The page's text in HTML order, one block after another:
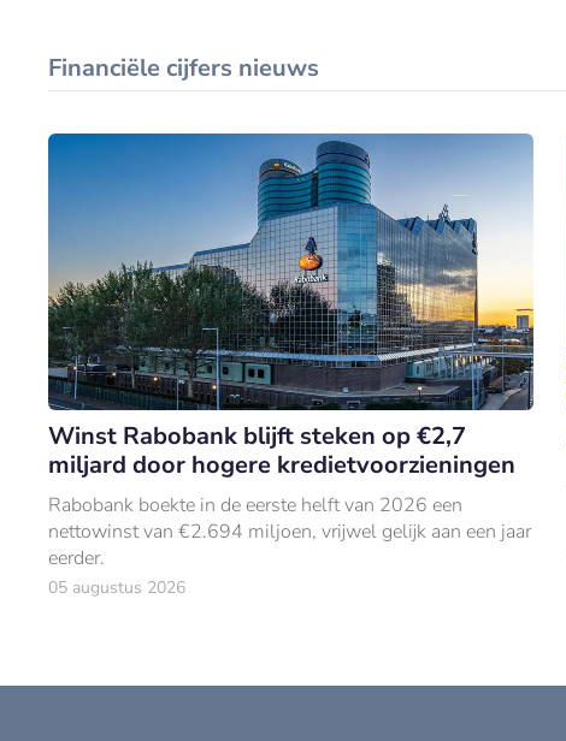
Financiële cijfers nieuws
Winst Rabobank blijft steken op €2,7
miljard door hogere kredietvoorzieningen
Rabobank boekte in de eerste helft van 2026 een
nettowinst van €2.694 miljoen, vrijwel gelijk aan een jaar
eerder.
05 augustus 2026